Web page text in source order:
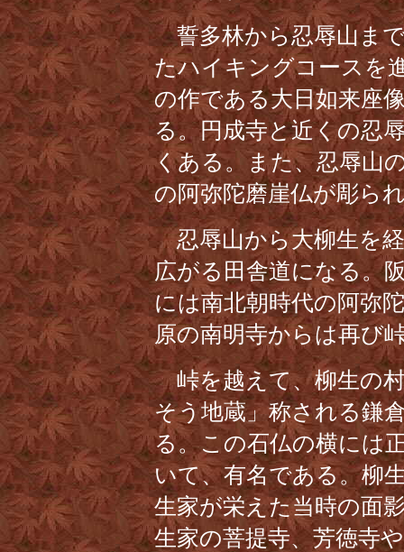
誓多林から忍辱山ま
たハイキングコースを
の作である大日如来座
る。円成寺と近くの忍
くある。また、忍辱山
の阿弥陀磨崖仏が彫ら
忍辱山から大柳生を経
広がる田舎道になる。
には南北朝時代の阿弥
原の南明寺からは再び
峠を越えて、柳生の村
そう地蔵」称される鎌
る。この石仏の横には
いて、有名である。柳
生家が栄えた当時の面
生家の菩提寺、芳徳寺